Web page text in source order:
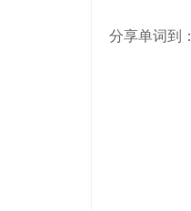
分享单词到：